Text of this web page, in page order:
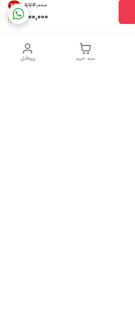
۱٬۵۷۴٬۰۰۰ 4%
1,500,000
پروفایل سبد خرید